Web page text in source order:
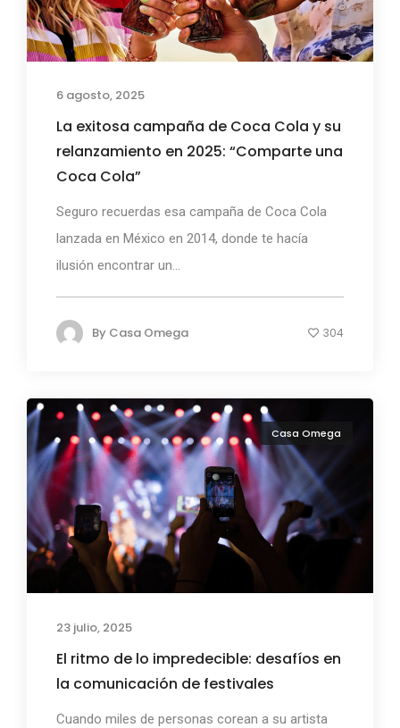
6 agosto, 2025
La exitosa campaña de Coca Cola y su
relanzamiento en 2025: “Comparte una
Coca Cola”
Seguro recuerdas esa campaña de Coca Cola
lanzada en México en 2014, donde te hacía
ilusión encontrar un...
By Casa Omega 304
Casa Omega
23 julio, 2025
El ritmo de lo impredecible: desafíos en
la comunicación de festivales
Cuando miles de personas corean a su artista